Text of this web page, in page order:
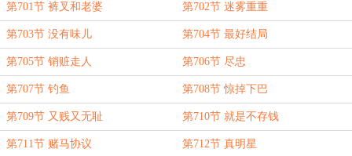
第701节 裤叉和老婆 第702节 迷雾重重
第703节 没有味儿 第704节 最好结局
第705节 销赃走人 第706节 尽忠
第707节 钓鱼 第708节 惊掉下巴
第709节 又贱又无耻 第710节 就是不存钱
第711节 赌马协议 第712节 真明星